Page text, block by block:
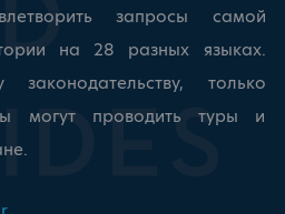
запросы самой
на 28 разных языках.
законодательству, только
могут проводить туры и